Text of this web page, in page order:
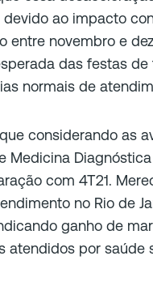
ao impacto
entre novembro e
das festas
normais de
considerando as
Medicina
com 4T21.
no Rio de
ganho de
atendidos por saúde